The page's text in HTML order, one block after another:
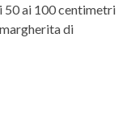
50 ai 100 centimetri
di